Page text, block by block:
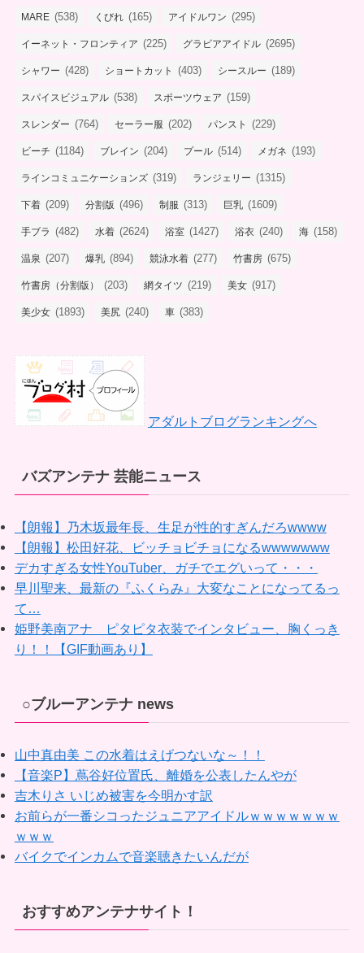
MARE (538) くびれ (165) アイドルワン (295)
イーネット・フロンティア (225) グラビアアイドル (2695)
シャワー (428) ショートカット (403) シースルー (189)
スパイスビジュアル (538) スポーツウェア (159)
スレンダー (764) セーラー服 (202) パンスト (229)
ビーチ (1184) ブレイン (204) プール (514) メガネ (193)
ラインコミュニケーションズ (319) ランジェリー (1315)
下着 (209) 分割版 (496) 制服 (313) 巨乳 (1609)
手ブラ (482) 水着 (2624) 浴室 (1427) 浴衣 (240) 海 (158)
温泉 (207) 爆乳 (894) 競泳水着 (277) 竹書房 (675)
竹書房（分割版） (203) 網タイツ (219) 美女 (917)
美少女 (1893) 美尻 (240) 車 (383)
アダルトブログランキングへ
バズアンテナ 芸能ニュース
【朗報】乃木坂最年長、生足が性的すぎんだろwwww
【朗報】松田好花、ビッチョビチョになるwwwwwww
デカすぎる女性YouTuber、ガチでエグいって・・・
早川聖来、最新の『ふくらみ』大変なことになってるっ
て…
姫野美南アナ ピタピタ衣装でインタビュー、胸くっき
り！！【GIF動画あり】
○ブルーアンテナ news
山中真由美 この水着はえげつないな～！！
【音楽P】蔦谷好位置氏、離婚を公表したんやが
吉木りさ いじめ被害を今明かす訳
お前らが一番シコったジュニアアイドルｗｗｗｗｗｗｗ
ｗｗｗ
バイクでインカムで音楽聴きたいんだが
おすすめアンテナサイト！